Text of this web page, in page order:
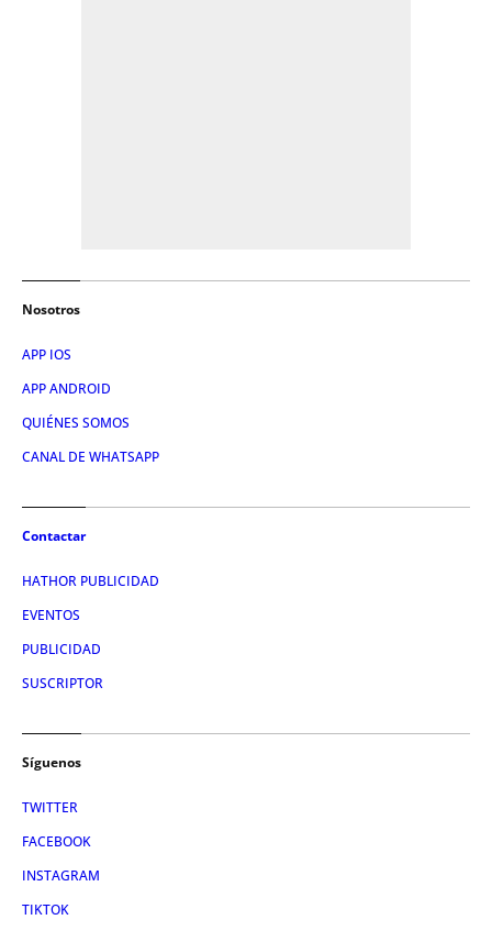
Nosotros
APP IOS
APP ANDROID
QUIÉNES SOMOS
CANAL DE WHATSAPP
Contactar
HATHOR PUBLICIDAD
EVENTOS
PUBLICIDAD
SUSCRIPTOR
Síguenos
TWITTER
FACEBOOK
INSTAGRAM
TIKTOK